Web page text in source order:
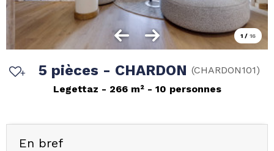
1 / 16
5 pièces - CHARDON (CHARDON101)
Legettaz
266 m² 10 personnes
En bref